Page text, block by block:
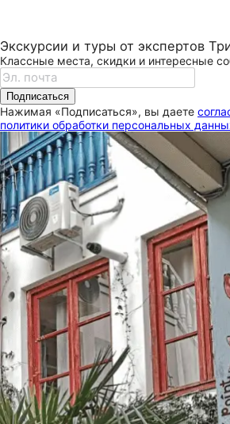
Экскурсии и туры от экспертов
Классные места, скидки и интересные
Подписаться
Нажимая «Подписаться», вы даете
политики обработки персональных